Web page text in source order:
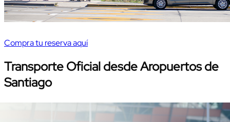
Compra tu reserva aquí
Transporte Oficial desde Aropuertos de
Santiago